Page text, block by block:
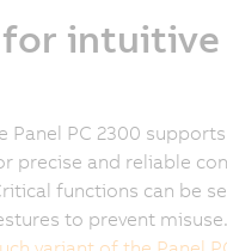
intuitive
Panel PC 2300
precise and reliable
functions can be
to prevent